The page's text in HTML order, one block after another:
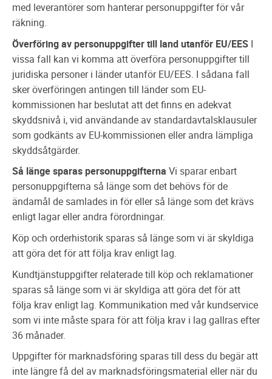
med leverantörer som hanterar personuppgifter för vår
räkning.
Överföring av personuppgifter till land utanför EU/EES I
vissa fall kan vi komma att överföra personuppgifter till
juridiska personer i länder utanför EU/EES. I sådana fall
sker överföringen antingen till länder som EU-
kommissionen har beslutat att det finns en adekvat
skyddsnivå i, vid användande av standardavtalsklausuler
som godkänts av EU-kommissionen eller andra lämpliga
skyddsåtgärder.
Så länge sparas personuppgifterna Vi sparar enbart
personuppgifterna så länge som det behövs för de
ändamål de samlades in för eller så länge som det krävs
enligt lagar eller andra förordningar.
Köp och orderhistorik sparas så länge som vi är skyldiga
att göra det för att följa krav enligt lag.
Kundtjänstuppgifter relaterade till köp och reklamationer
sparas så länge som vi är skyldiga att göra det för att
följa krav enligt lag. Kommunikation med vår kundservice
som vi inte måste spara för att följa krav i lag gallras efter
36 månader.
Uppgifter för marknadsföring sparas till dess du begär att
inte längre få del av marknadsföringsmaterial eller när du